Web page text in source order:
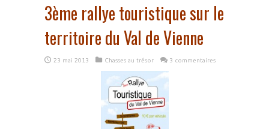
3ème rallye touristique sur le
territoire du Val de Vienne
23 mai 2013 Chasses au trésor 3 commentaires